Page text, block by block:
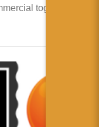
together with